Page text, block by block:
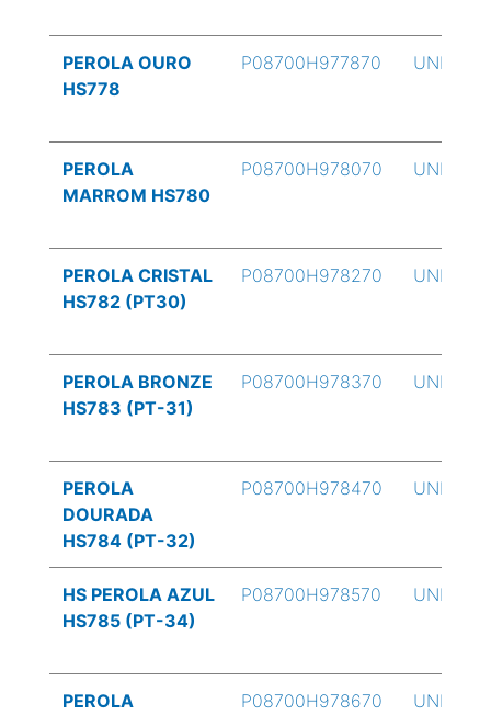
PEROLA OURO
HS778
P08700H977870 UND
PEROLA
MARROM HS780
P08700H978070 UND
PEROLA CRISTAL
HS782 (PT30)
P08700H978270 UND
PEROLA BRONZE
HS783 (PT-31)
P08700H978370 UND
PEROLA
DOURADA
HS784 (PT-32)
P08700H978470 UND
HS PEROLA AZUL
HS785 (PT-34)
P08700H978570 UND
PEROLA
P08700H978670 UND